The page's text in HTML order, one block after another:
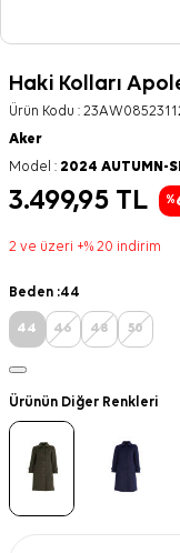
Haki Kolları
Ürün Kodu :
Aker
Model : 2024 AUTUMN-
3.499,95 TL %
2 ve üzeri +% 20 indirim
Beden :44
44 46 48 50
Ürünün Diğer Renkleri